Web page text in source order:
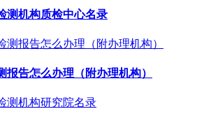
测机构质检中心名录
报告怎么办理（附办理机构）